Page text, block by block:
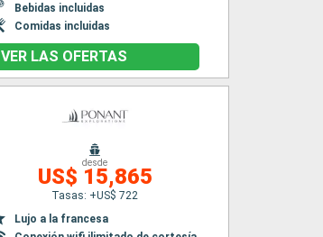
Bebidas incluidas
Comidas incluidas
VER LAS OFERTAS
desde
US$ 15,865
Tasas: +US$ 722
Lujo a la francesa